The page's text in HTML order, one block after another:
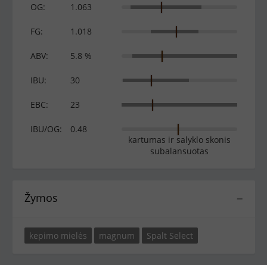
OG: 1.063
FG: 1.018
ABV: 5.8 %
IBU: 30
EBC: 23
IBU/OG:
0.48
kartumas ir salyklo skonis
subalansuotas
−
Žymos
kepimo mielės magnum Spalt Select